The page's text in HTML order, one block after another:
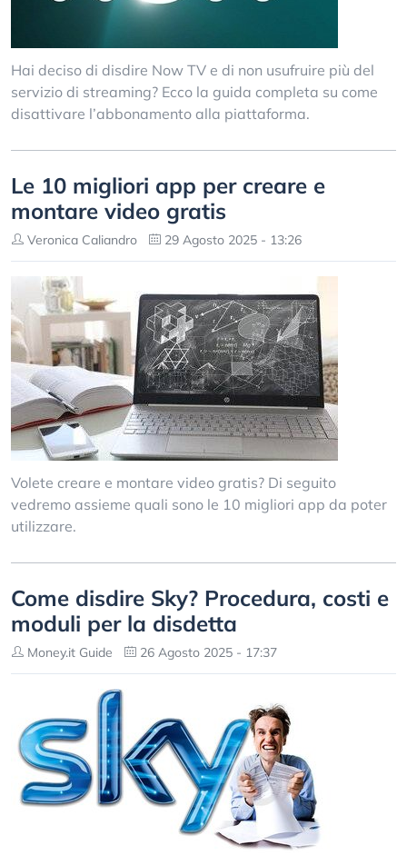
Hai deciso di disdire Now TV e di non usufruire più del
servizio di streaming? Ecco la guida completa su come
disattivare l’abbonamento alla piattaforma.
Le 10 migliori app per creare e
montare video gratis
Veronica Caliandro 29 Agosto 2025 - 13:26
Volete creare e montare video gratis? Di seguito
vedremo assieme quali sono le 10 migliori app da poter
utilizzare.
Come disdire Sky? Procedura, costi e
moduli per la disdetta
Money.it Guide 26 Agosto 2025 - 17:37